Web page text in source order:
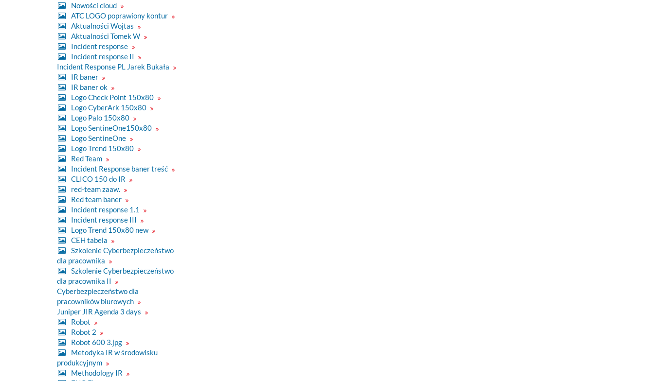
Nowości cloud
ATC LOGO poprawiony kontur
Aktualności Wojtas
Aktualności Tomek W
Incident response
Incident response II
Incident Response PL Jarek Bukała
IR baner
IR baner ok
Logo Check Point 150x80
Logo CyberArk 150x80
Logo Palo 150x80
Logo SentineOne150x80
Logo SentineOne
Logo Trend 150x80
Red Team
Incident Response baner treść
CLICO 150 do IR
red-team zaaw.
Red team baner
Incident response 1.1
Incident response III
Logo Trend 150x80 new
CEH tabela
Szkolenie Cyberbezpieczeństwo
dla pracownika
Szkolenie Cyberbezpieczeństwo
dla pracownika II
Cyberbezpieczeństwo dla
pracowników biurowych
Juniper JIR Agenda 3 days
Robot
Robot 2
Robot 600 3.jpg
Metodyka IR w środowisku
produkcyjnym
Methodology IR